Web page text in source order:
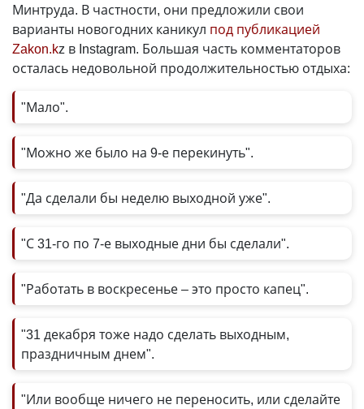
Минтруда. В частности, они предложили свои
варианты новогодних каникул под публикацией
Zakon.kz в Instagram. Большая часть комментаторов
осталась недовольной продолжительностью отдыха:
"Мало".
"Можно же было на 9-е перекинуть".
"Да сделали бы неделю выходной уже".
"С 31-го по 7-е выходные дни бы сделали".
"Работать в воскресенье – это просто капец".
"31 декабря тоже надо сделать выходным,
праздничным днем".
"Или вообще ничего не переносить, или сделайте